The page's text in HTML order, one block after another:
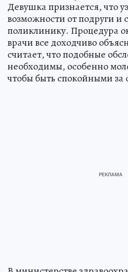
Девушка признается, что
возможности от подруги и
поликлинику. Процедура
врачи все доходчиво
считает, что подобные
необходимы, особенно
чтобы быть спокойными за